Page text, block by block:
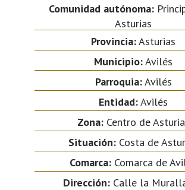
Comunidad autónoma:
Asturias
Provincia:Asturias
Municipio:Avilés
Parroquia:Avilés
Entidad:Avilés
Zona:Centro de
Situación: Costa de
Comarca: Comarca de
Dirección:Calle la